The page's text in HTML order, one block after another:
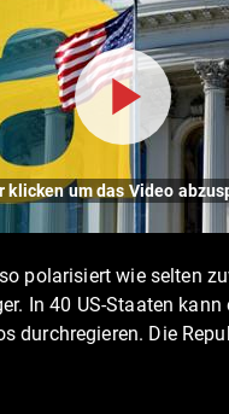
klicken um das Video
polarisiert wie selten
In 40 US-Staaten kann
durchregieren. Die